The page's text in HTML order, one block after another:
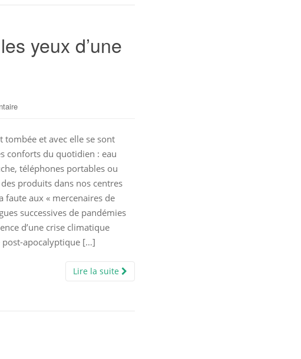
yeux d’une
tombée et avec elle se sont
conforts du quotidien : eau
téléphones portables ou
produits dans nos centres
faute aux « mercenaires de
successives de pandémies
d’une crise climatique
post-apocalyptique […]
Lire la suite